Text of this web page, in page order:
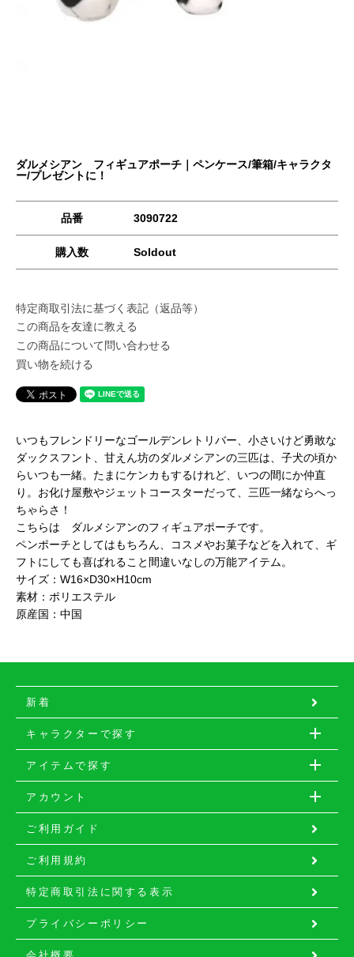
ダルメシアン フィギュアポーチ｜ペンケース/筆箱/キャラクタ
ー/プレゼントに！
品番 3090722
購入数 Soldout
特定商取引法に基づく表記（返品等）
この商品を友達に教える
この商品について問い合わせる
買い物を続ける
いつもフレンドリーなゴールデンレトリバー、小さいけど勇敢な
ダックスフント、甘えん坊のダルメシアンの三匹は、子犬の頃か
らいつも一緒。たまにケンカもするけれど、いつの間にか仲直
り。お化け屋敷やジェットコースターだって、三匹一緒ならへっ
ちゃらさ！
こちらは ダルメシアンのフィギュアポーチです。
ペンポーチとしてはもちろん、コスメやお菓子などを入れて、ギ
フトにしても喜ばれること間違いなしの万能アイテム。
サイズ：W16×D30×H10cm
素材：ポリエステル
原産国：中国
新着
キャラクターで探す
アイテムで探す
アカウント
ご利用ガイド
ご利用規約
特定商取引法に関する表示
プライバシーポリシー